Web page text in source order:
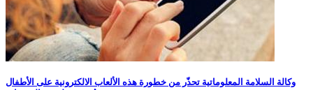
وكالة السلامة المعلوماتية تحذّر من خطورة هذه الألعاب الالكترونية على الأطفال